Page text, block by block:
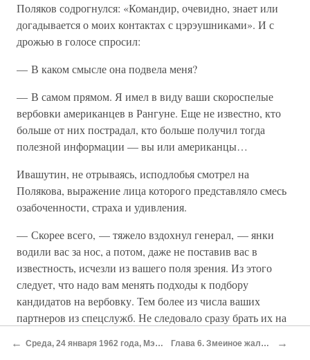
Поляков содрогнулся: «Командир, очевидно, знает или
догадывается о моих контактах с цэрэушниками». И с
дрожью в голосе спросил:
— В каком смысле она подвела меня?
— В самом прямом. Я имел в виду ваши скороспелые
вербовки американцев в Рангуне. Еще не известно, кто
больше от них пострадал, кто больше получил тогда
полезной информации — вы или американцы…
Ивашутин, не отрываясь, исподлобья смотрел на
Полякова, выражение лица которого представляло смесь
озабоченности, страха и удивления.
— Скорее всего, — тяжело вздохнул генерал, — янки
водили вас за нос, а потом, даже не поставив вас в
известность, исчезли из вашего поля зрения. Из этого
следует, что надо вам менять подходы к подбору
кандидатов на вербовку. Тем более из числа ваших
партнеров из спецслужб. Не следовало сразу брать их на
было сделать по-другому: сначала накопить достаточный
← Среда, 24 января 1962 года, Мэдисон-авеню Глава 6. Змеиное жало генерала →